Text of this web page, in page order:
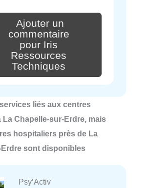
Ajouter un
commentaire
pour Iris
Ressources
Techniques
services liés aux centres
La Chapelle-sur-Erdre, mais
hospitaliers près de La
sont disponibles
Psy’Activ